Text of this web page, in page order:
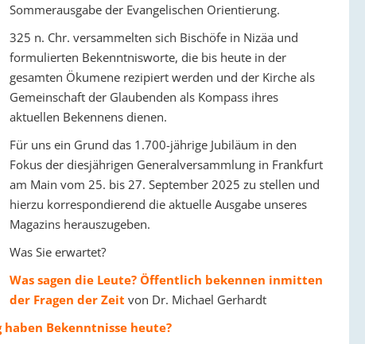
Sommerausgabe der Evangelischen Orientierung.
325 n. Chr. versammelten sich Bischöfe in Nizäa und
formulierten Bekenntnisworte, die bis heute in der
gesamten Ökumene rezipiert werden und der Kirche als
Gemeinschaft der Glaubenden als Kompass ihres
aktuellen Bekennens dienen.
Für uns ein Grund das 1.700-jährige Jubiläum in den
Fokus der diesjährigen Generalversammlung in Frankfurt
am Main vom 25. bis 27. September 2025 zu stellen und
hierzu korrespondierend die aktuelle Ausgabe unseres
Magazins herauszugeben.
Was Sie erwartet?
Was sagen die Leute? Öffentlich bekennen inmitten
der Fragen der Zeit von Dr. Michael Gerhardt
Bekenntnisse heute?